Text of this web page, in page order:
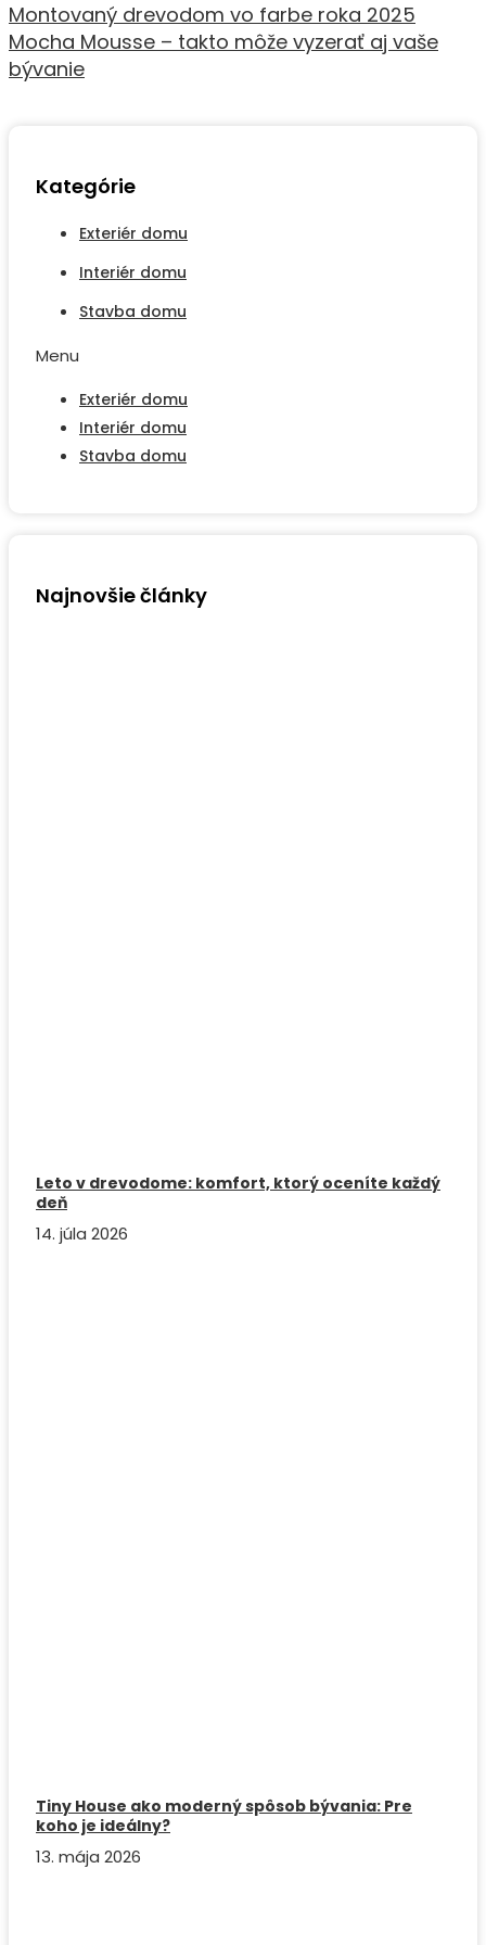
Montovaný drevodom vo farbe roka 2025
Mocha Mousse – takto môže vyzerať aj vaše
bývanie
Kategórie
Exteriér domu
Interiér domu
Stavba domu
Menu
Exteriér domu
Interiér domu
Stavba domu
Najnovšie články
Leto v drevodome: komfort, ktorý oceníte každý
deň
14. júla 2026
Tiny House ako moderný spôsob bývania: Pre
koho je ideálny?
13. mája 2026